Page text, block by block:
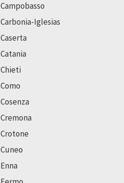
Campobasso
Carbonia-Iglesias
Caserta
Catania
Chieti
Como
Cosenza
Cremona
Crotone
Cuneo
Enna